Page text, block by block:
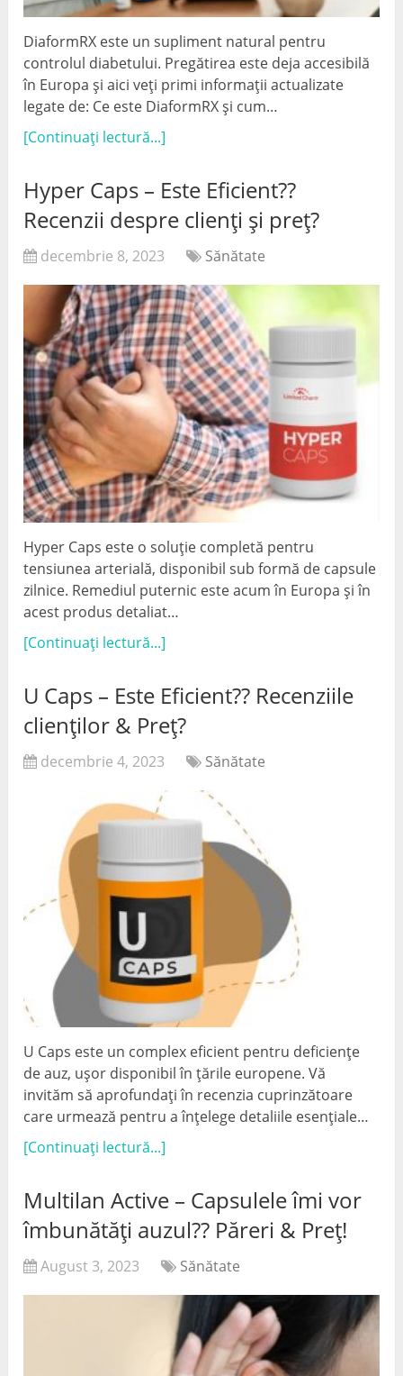
DiaformRX este un supliment natural pentru
controlul diabetului. Pregătirea este deja accesibilă
în Europa și aici veți primi informații actualizate
legate de: Ce este DiaformRX și cum…
[Continuați lectură...]
Hyper Caps – Este Eficient??
Recenzii despre clienți și preț?
decembrie 8, 2023 Sănătate
Hyper Caps este o soluție completă pentru
tensiunea arterială, disponibil sub formă de capsule
zilnice. Remediul puternic este acum în Europa și în
acest produs detaliat…
[Continuați lectură...]
U Caps – Este Eficient?? Recenziile
clienților & Preț?
decembrie 4, 2023 Sănătate
U Caps este un complex eficient pentru deficiențe
de auz, ușor disponibil în țările europene. Vă
invităm să aprofundați în recenzia cuprinzătoare
care urmează pentru a înțelege detaliile esențiale…
[Continuați lectură...]
Multilan Active – Capsulele îmi vor
îmbunătăți auzul?? Păreri & Preț!
August 3, 2023 Sănătate